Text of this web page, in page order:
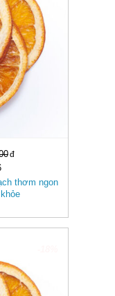
thơm ngon